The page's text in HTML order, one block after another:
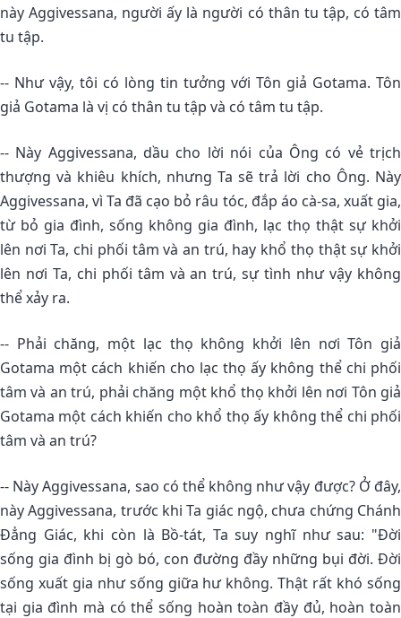
này Aggivessana, người ấy là người có thân tu tập, có tâm
tu tập.
-- Như vậy, tôi có lòng tin tưởng với Tôn giả Gotama. Tôn
giả Gotama là vị có thân tu tập và có tâm tu tập.
-- Này Aggivessana, dầu cho lời nói của Ông có vẻ trịch
thượng và khiêu khích, nhưng Ta sẽ trả lời cho Ông. Này
Aggivessana, vì Ta đã cạo bỏ râu tóc, đắp áo cà-sa, xuất gia,
từ bỏ gia đình, sống không gia đình, lạc thọ thật sự khởi
lên nơi Ta, chi phối tâm và an trú, hay khổ thọ thật sự khởi
lên nơi Ta, chi phối tâm và an trú, sự tình như vậy không
thể xảy ra.
-- Phải chăng, một lạc thọ không khởi lên nơi Tôn giả
Gotama một cách khiến cho lạc thọ ấy không thể chi phối
tâm và an trú, phải chăng một khổ thọ khởi lên nơi Tôn giả
Gotama một cách khiến cho khổ thọ ấy không thể chi phối
tâm và an trú?
-- Này Aggivessana, sao có thể không như vậy được? Ở đây,
này Aggivessana, trước khi Ta giác ngộ, chưa chứng Chánh
Ðẳng Giác, khi còn là Bồ-tát, Ta suy nghĩ như sau: "Ðời
sống gia đình bị gò bó, con đường đầy những bụi đời. Ðời
sống xuất gia như sống giữa hư không. Thật rất khó sống
tại gia đình mà có thể sống hoàn toàn đầy đủ, hoàn toàn